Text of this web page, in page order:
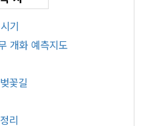
기
개화 예측지도
꽃길
리